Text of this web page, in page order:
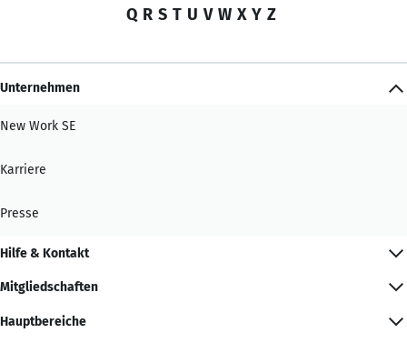
Q R S T U V W X Y Z
Unternehmen
New Work SE
Karriere
Presse
Hilfe & Kontakt
Mitgliedschaften
Hauptbereiche